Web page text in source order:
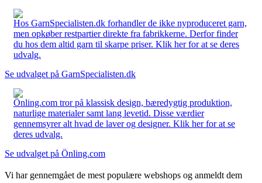
Hos GarnSpecialisten.dk forhandler de ikke nyproduceret garn,
men opkøber restpartier direkte fra fabrikkerne. Derfor finder
du hos dem altid garn til skarpe priser. Klik her for at se deres
udvalg.
Se udvalget på GarnSpecialisten.dk
Önling.com tror på klassisk design, bæredygtig produktion,
naturlige materialer samt lang levetid. Disse værdier
gennemsyrer alt hvad de laver og designer. Klik her for at se
deres udvalg.
Se udvalget på Önling.com
Vi har gennemgået de mest populære webshops og anmeldt dem